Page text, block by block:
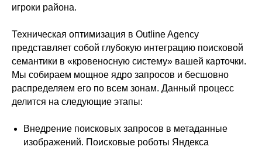
игроки района.
Техническая оптимизация в Outline Agency
представляет собой глубокую интеграцию поисковой
семантики в «кровеносную систему» вашей карточки.
Мы собираем мощное ядро запросов и бесшовно
распределяем его по всем зонам. Данный процесс
делится на следующие этапы:
Внедрение поисковых запросов в метаданные
изображений. Поисковые роботы Яндекса